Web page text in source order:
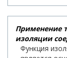
Применение
изоляции
Функция